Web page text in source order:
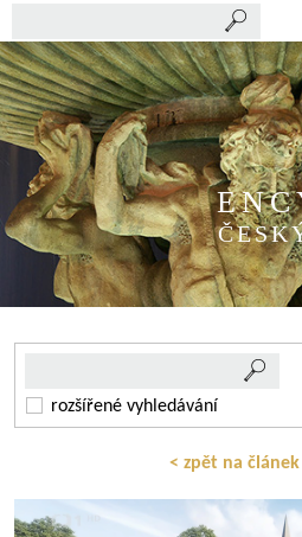
rozšířené vyhledávání
< zpět na článek